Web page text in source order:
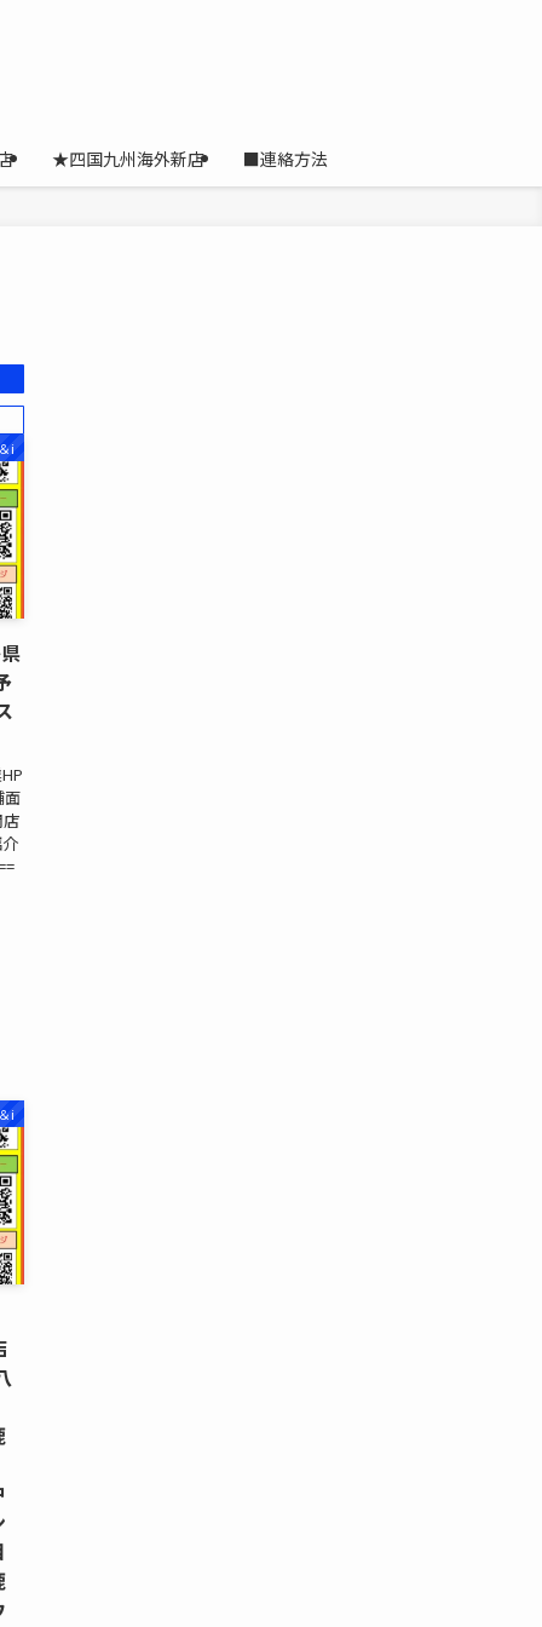
★四国九州海外新店 ■連絡方法
i
面
i